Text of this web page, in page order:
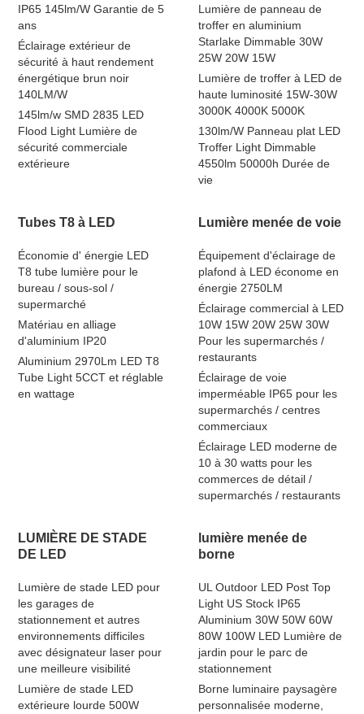
IP65 145lm/W Garantie de 5
ans
Éclairage extérieur de
sécurité à haut rendement
énergétique brun noir
140LM/W
145lm/w SMD 2835 LED
Flood Light Lumière de
sécurité commerciale
extérieure
Lumière de panneau de
troffer en aluminium
Starlake Dimmable 30W
25W 20W 15W
Lumière de troffer à LED de
haute luminosité 15W-30W
3000K 4000K 5000K
130lm/W Panneau plat LED
Troffer Light Dimmable
4550lm 50000h Durée de
vie
Tubes T8 à LED
Économie d' énergie LED
T8 tube lumière pour le
bureau / sous-sol /
supermarché
Matériau en alliage
d'aluminium IP20
Aluminium 2970Lm LED T8
Tube Light 5CCT et réglable
en wattage
Lumière menée de voie
Équipement d'éclairage de
plafond à LED économe en
énergie 2750LM
Éclairage commercial à LED
10W 15W 20W 25W 30W
Pour les supermarchés /
restaurants
Éclairage de voie
imperméable IP65 pour les
supermarchés / centres
commerciaux
Éclairage LED moderne de
10 à 30 watts pour les
commerces de détail /
supermarchés / restaurants
LUMIÈRE DE STADE
DE LED
Lumière de stade LED pour
les garages de
stationnement et autres
environnements difficiles
avec désignateur laser pour
une meilleure visibilité
Lumière de stade LED
extérieure lourde 500W
lumière menée de
borne
UL Outdoor LED Post Top
Light US Stock IP65
Aluminium 30W 50W 60W
80W 100W LED Lumière de
jardin pour le parc de
stationnement
Borne luminaire paysagère
personnalisée moderne,